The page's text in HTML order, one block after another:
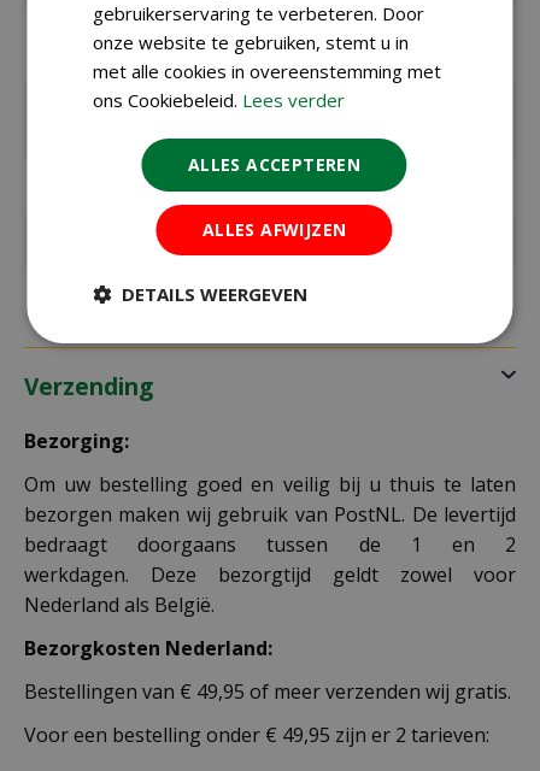
Bloeitijd /
oogsttijd
juli t/m augustus
max. hoogte 80 cm
Standplaats Zon
mix
Verzending
Bezorging:
Om uw bestelling goed en veilig bij u thuis te laten
bezorgen maken wij gebruik van PostNL. De levertijd
bedraagt doorgaans tussen de 1 en 2
werkdagen. Deze bezorgtijd geldt zowel voor
Nederland als België.
Bezorgkosten Nederland:
Bestellingen van € 49,95 of meer verzenden wij gratis.
Voor een bestelling onder € 49,95 zijn er 2 tarieven:
gebruikerservaring te verbeteren. Door
onze website te gebruiken, stemt u in
met alle cookies in overeenstemming met
ons Cookiebeleid. Lees verder
ALLES ACCEPTEREN
ALLES AFWIJZEN
DETAILS WEERGEVEN